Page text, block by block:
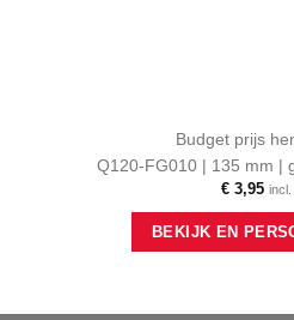
Budget prijs
Q120-FG010 | 135 mm |
€3,95 incl.
BEKIJK EN